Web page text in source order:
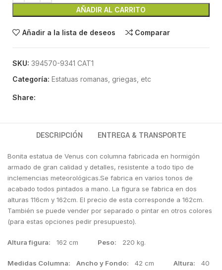
AÑADIR AL CARRITO
Añadir a la lista de deseos Comparar
SKU: 394570-9341 CAT1
Categoría: Estatuas romanas, griegas, etc
Share:
DESCRIPCIÓN ENTREGA & TRANSPORTE
Bonita estatua de Venus con columna fabricada en hormigón
armado de gran calidad y detalles, resistente a todo tipo de
inclemencias meteorológicas.Se fabrica en varios tonos de
acabado todos pintados a mano. La figura se fabrica en dos
alturas 116cm y 162cm. El precio de esta corresponde a 162cm.
También se puede vender por separado o pintar en otros colores
(para estas opciones pedir presupuesto).
Altura figura: 162 cm Peso: 220 kg.
Medidas Columna: Ancho y Fondo: 42 cm Altura: 40